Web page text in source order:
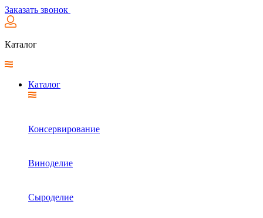
Заказать звонок
Каталог
Каталог
Консервирование
Виноделие
Сыроделие